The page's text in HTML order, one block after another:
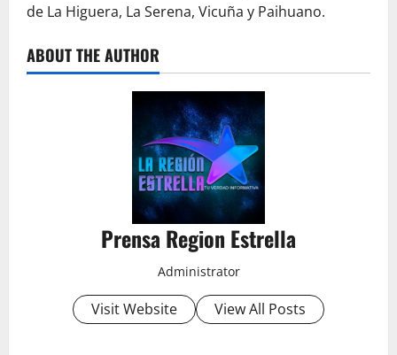
de La Higuera, La Serena, Vicuña y Paihuano.
ABOUT THE AUTHOR
Prensa Region Estrella
Administrator
Visit Website View All Posts